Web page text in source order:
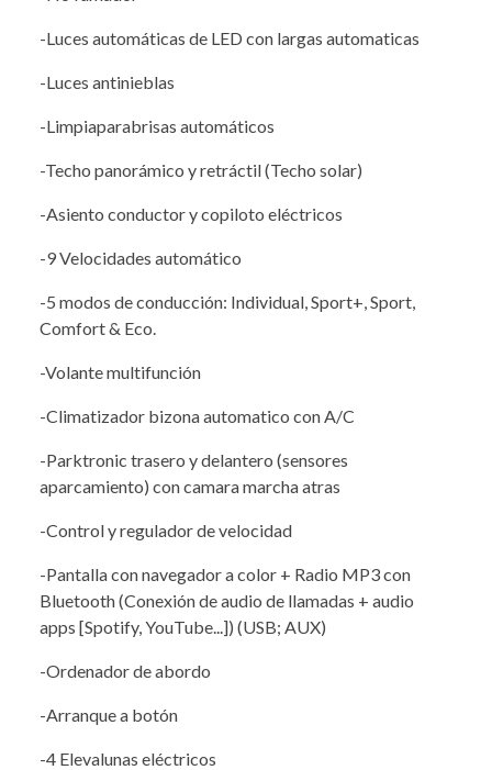
-Luces automáticas de LED con largas automaticas
-Luces antinieblas
-Limpiaparabrisas automáticos
-Techo panorámico y retráctil (Techo solar)
-Asiento conductor y copiloto eléctricos
-9 Velocidades automático
-5 modos de conducción: Individual, Sport+, Sport,
Comfort & Eco.
-Volante multifunción
-Climatizador bizona automatico con A/C
-Parktronic trasero y delantero (sensores
aparcamiento) con camara marcha atras
-Control y regulador de velocidad
-Pantalla con navegador a color + Radio MP3 con
Bluetooth (Conexión de audio de llamadas + audio
apps [Spotify, YouTube...]) (USB; AUX)
-Ordenador de abordo
-Arranque a botón
-4 Elevalunas eléctricos